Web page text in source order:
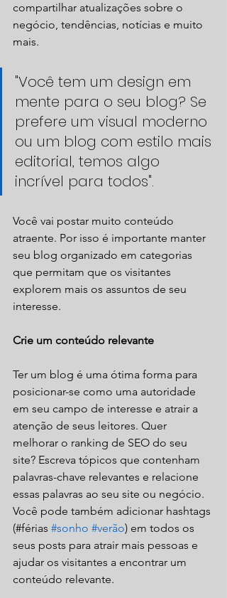
compartilhar atualizações sobre o
negócio, tendências, notícias e muito
mais.
"Você tem um design em
mente para o seu blog? Se
prefere um visual moderno
ou um blog com estilo mais
editorial, temos algo
incrível para todos".
Você vai postar muito conteúdo
atraente. Por isso é importante manter
seu blog organizado em categorias
que permitam que os visitantes
explorem mais os assuntos de seu
interesse.
Crie um conteúdo relevante
Ter um blog é uma ótima forma para
posicionar-se como uma autoridade
em seu campo de interesse e atrair a
atenção de seus leitores. Quer
melhorar o ranking de SEO do seu
site? Escreva tópicos que contenham
palavras-chave relevantes e relacione
essas palavras ao seu site ou negócio.
Você pode também adicionar hashtags
(#férias #sonho #verão) em todos os
seus posts para atrair mais pessoas e
ajudar os visitantes a encontrar um
conteúdo relevante.